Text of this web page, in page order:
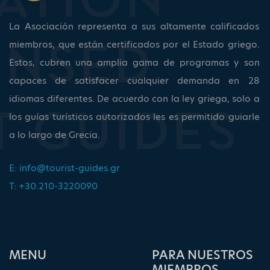
La Asociación representa a sus altamente calificados
miembros, que están certificados por el Estado griego.
Estos, cubren una amplia gama de programas y son
capaces de satisfacer cualquier demanda en 28
idiomas diferentes. De acuerdo con la ley griega, solo a
los guías turísticos autorizados les es permitido guiarle
a lo largo de Grecia.
E: info@tourist-guides.gr
T: +30.210-3220090
ΜΕΝU
PARA NUESTROS